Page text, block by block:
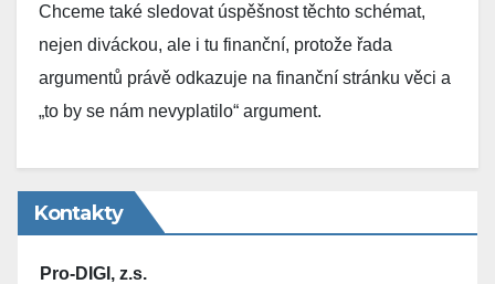
Chceme také sledovat úspěšnost těchto schémat,
nejen diváckou, ale i tu finanční, protože řada
argumentů právě odkazuje na finanční stránku věci a
„to by se nám nevyplatilo“ argument.
Kontakty
Pro-DIGI, z.s.